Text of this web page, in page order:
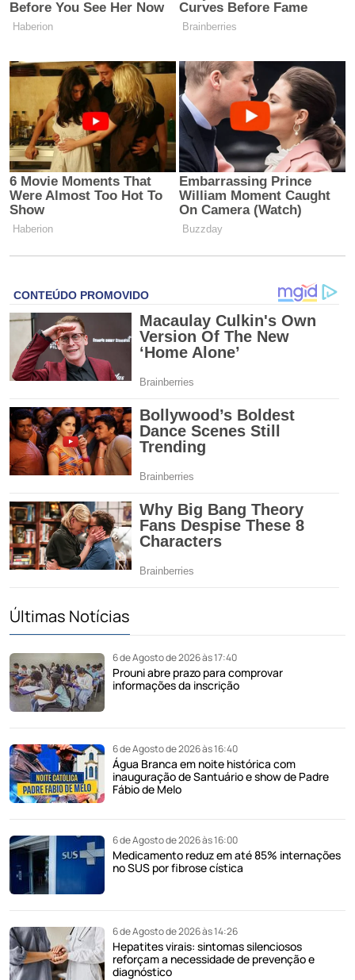
Últimas Notícias
6 de Agosto de 2026 às 17:40
Prouni abre prazo para comprovar
informações da inscrição
6 de Agosto de 2026 às 16:40
Água Branca em noite histórica com
inauguração de Santuário e show de Padre
Fábio de Melo
6 de Agosto de 2026 às 16:00
Medicamento reduz em até 85% internações
no SUS por fibrose cística
6 de Agosto de 2026 às 14:26
Hepatites virais: sintomas silenciosos
reforçam a necessidade de prevenção e
diagnóstico